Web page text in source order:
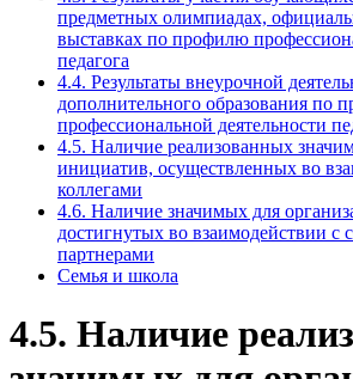
предметных олимпиадах,
выставках по профилю
педагога
4.4. Результаты внеурочной
дополнительного образования по
профессиональной деятельности
4.5. Наличие реализованных
инициатив, осуществленных во
коллегами
4.6. Наличие значимых для
достигнутых во взаимодействии с
партнерами
Семья и школа
4.5. Наличие